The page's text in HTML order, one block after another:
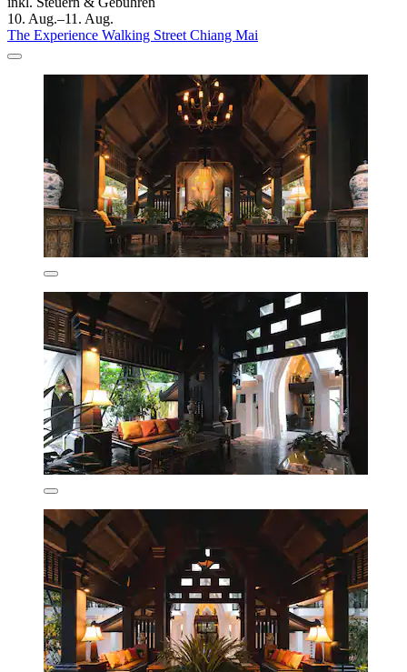
10. Aug.–11. Aug.
The Experience Walking Street Chiang Mai